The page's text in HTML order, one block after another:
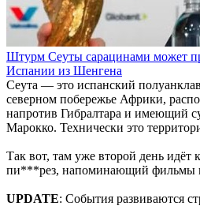
Штурм Сеуты сарацинами может
Испании из Шенгена
Сеута — это испанский
северном побережье Африки,
напротив Гибралтара и имеющий
Марокко. Технически это
Так вот, там уже второй день идёт
пи***рез, напоминающий фильмы
UPDATE: События развиваются